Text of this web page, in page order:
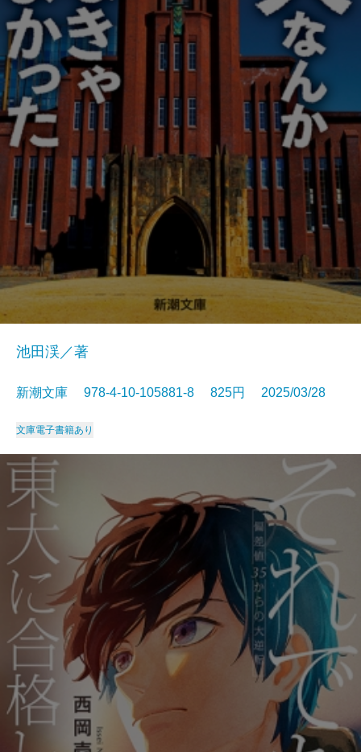
池田渓／著
新潮文庫 978-4-10-105881-8 825円 2025/03/28
文庫電子書籍あり